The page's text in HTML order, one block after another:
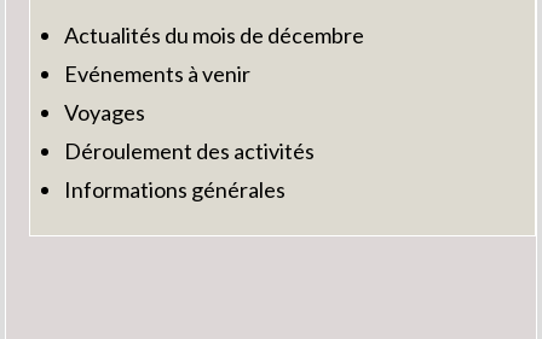
Actualités du mois de décembre
Evénements à venir
Voyages
Déroulement des activités
Informations générales